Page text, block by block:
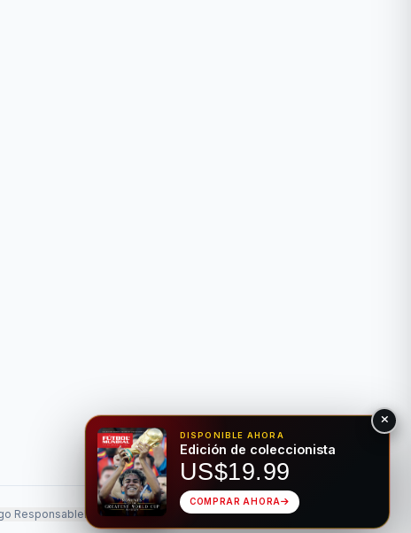
ResponsablePrivacidad Hecho para el deporte rey • Bilingüe EN/ES
DISPONIBLE AHORA
Edición de coleccionista
US$19.99
COMPRAR AHORA